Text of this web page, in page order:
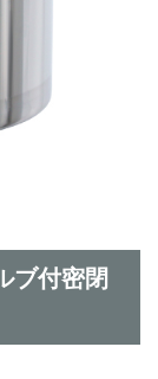
ブ付密閉